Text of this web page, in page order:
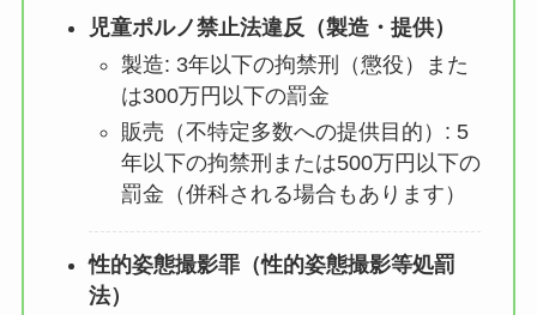
児童ポルノ禁止法違反（製造・提供）
製造: 3年以下の拘禁刑（懲役）また
は300万円以下の罰金
販売（不特定多数への提供目的）: 5
年以下の拘禁刑または500万円以下の
罰金（併科される場合もあります）
性的姿態撮影罪（性的姿態撮影等処罰
法）